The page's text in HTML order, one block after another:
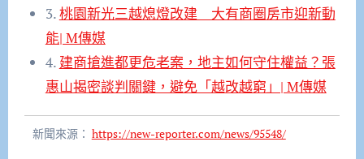
3.桃園新光三越熄燈改建 大有商圈房市迎新動
能| M傳媒
4. 建商搶進都更危老案，地主如何守住權益？張
惠山揭密談判關鍵，避免「越改越窮」| M傳媒
新聞來源： https://new-reporter.com/news/95548/